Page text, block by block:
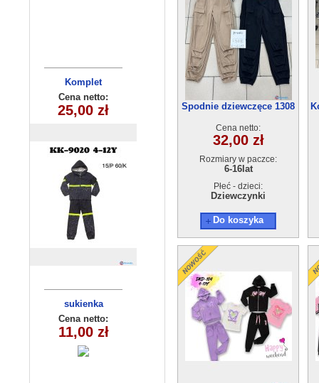
Komplet
chlopiecy
KK9020(4-12)
15szt
Cena netto:
25,00 zł
sukienka
dziewczęca
(1-4)4szt
Cena netto:
11,00 zł
Komplety
dziecięce (1-4
) 4szt
Cena netto:
12,00 zł
Bluzka
dziecięca
180626-14(6-16)
6szt
Cena netto:
15,00 zł
Spodnie dziewczęce 1308
Cena netto:
32,00 zł
Rozmiary w paczce:
6-16lat
Płeć - dzieci:
Dziewczynki
Do koszyka